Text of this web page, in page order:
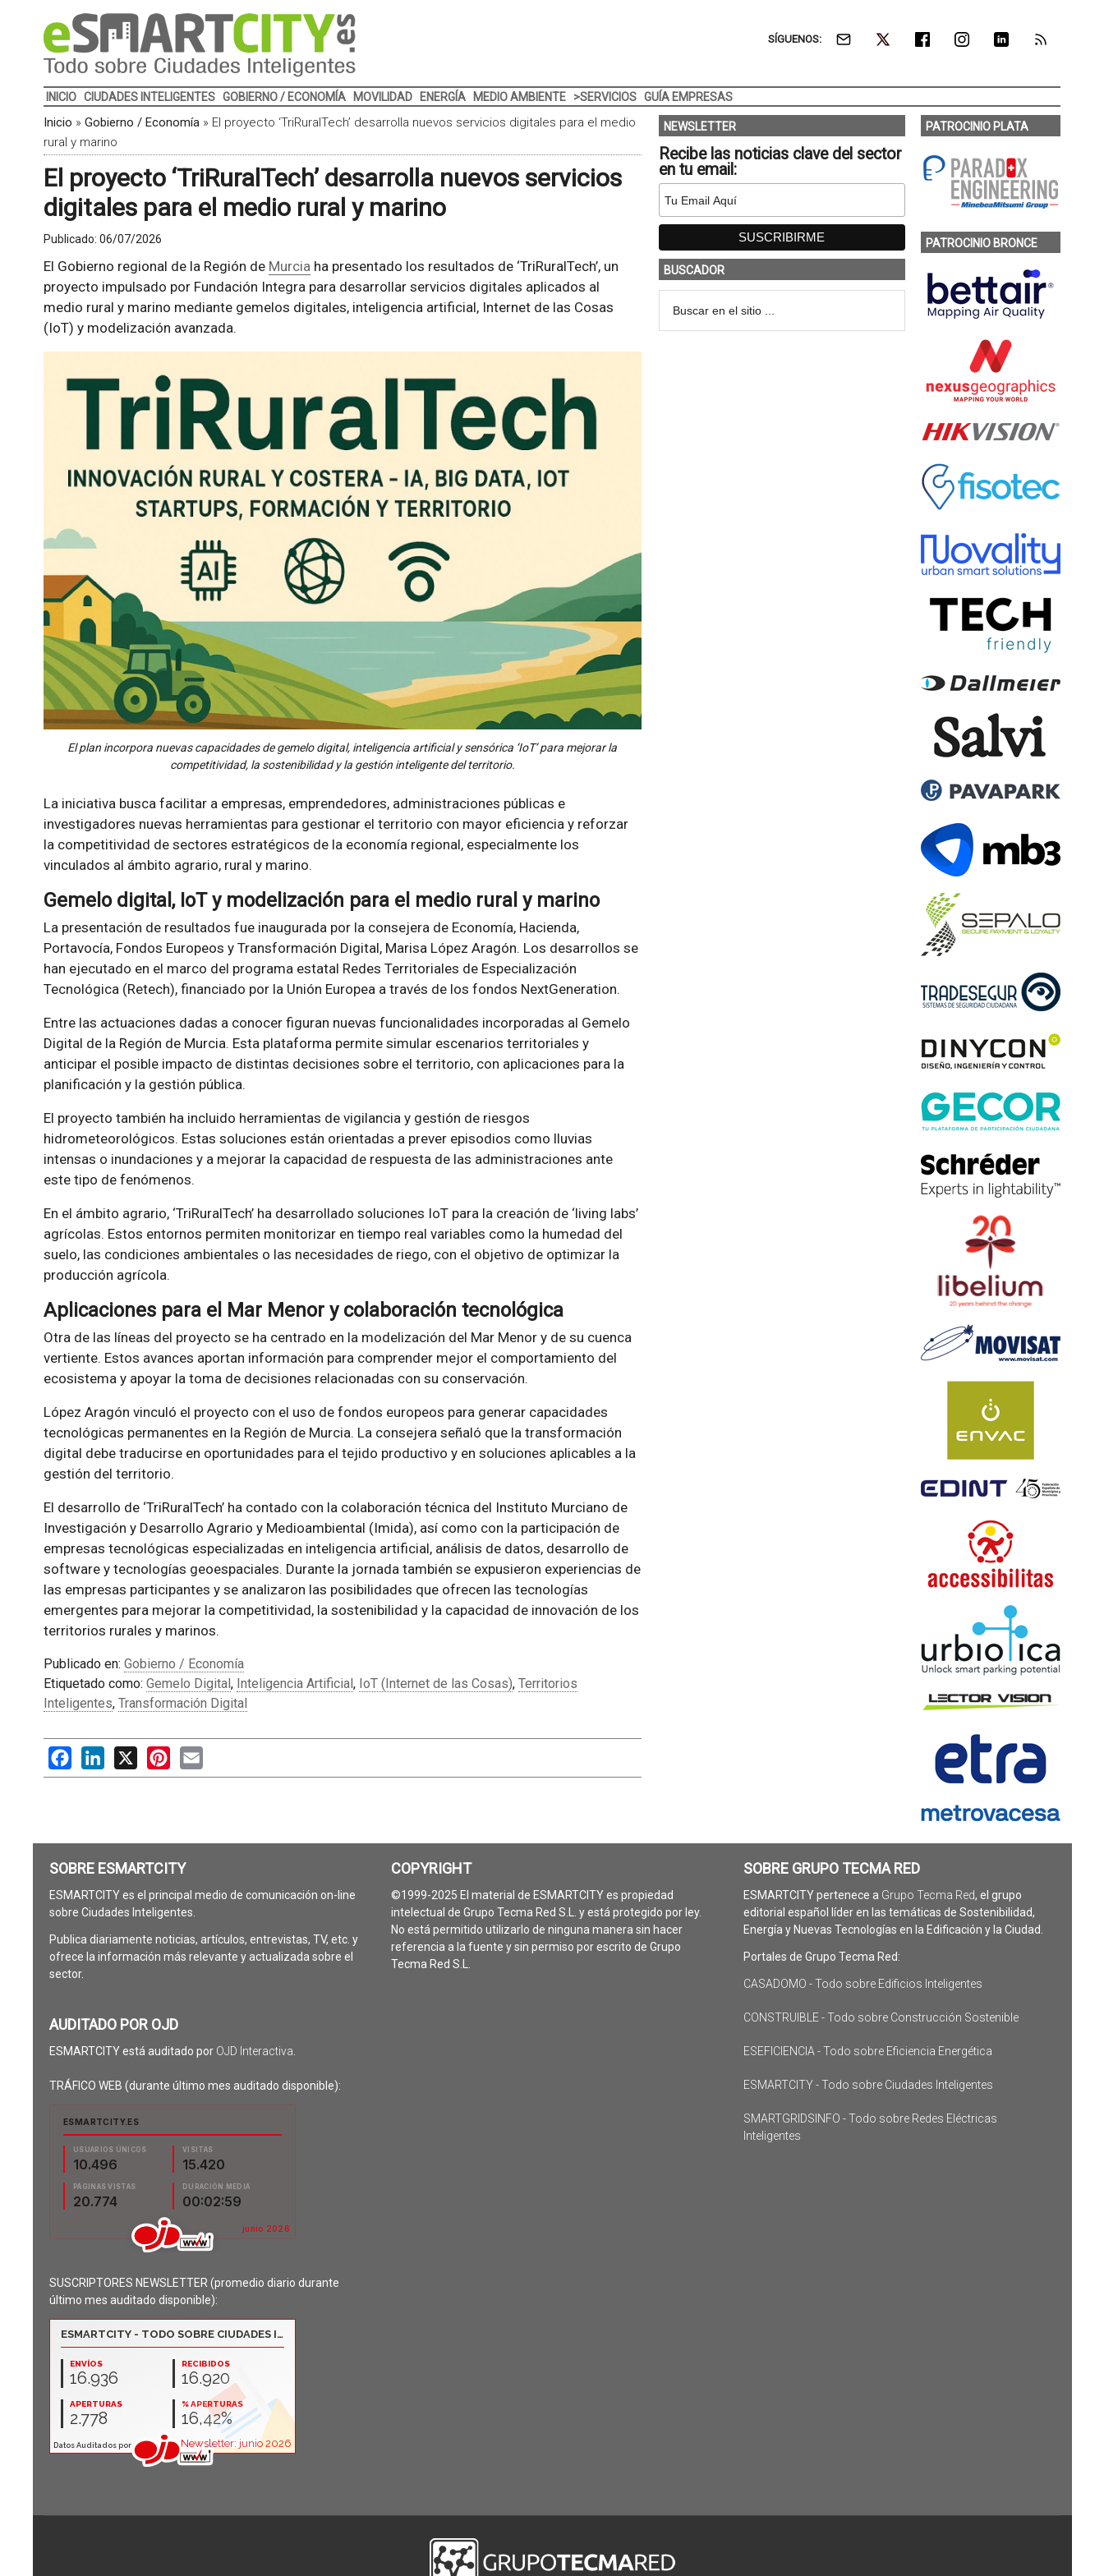
SÍGUENOS:
INICIO CIUDADES INTELIGENTES GOBIERNO / ECONOMÍA MOVILIDAD ENERGÍA MEDIO AMBIENTE >SERVICIOS GUÍA EMPRESAS
Inicio » Gobierno / Economía» El proyecto ‘TriRuralTech’ desarrolla nuevos servicios digitales para el medio
rural y marino
El proyecto ‘TriRuralTech’ desarrolla nuevos servicios
digitales para el medio rural y marino
Publicado: 06/07/2026
El Gobierno regional de la Región de Murciaha presentado los resultados de ‘TriRuralTech’, un
proyecto impulsado por Fundación Integra para desarrollar servicios digitales aplicados al
medio rural y marino mediante gemelos digitales, inteligencia artificial, Internet de las Cosas
(IoT) y modelización avanzada.
El plan incorpora nuevas capacidades de gemelo digital, inteligencia artificial y sensórica ‘IoT’ para mejorar la
competitividad, la sostenibilidad y la gestión inteligente del territorio.
La iniciativa busca facilitar a empresas, emprendedores, administraciones públicas e
investigadores nuevas herramientas para gestionar el territorio con mayor eficiencia y reforzar
la competitividad de sectores estratégicos de la economía regional, especialmente los
vinculados al ámbito agrario, rural y marino.
Gemelo digital, IoT y modelización para el medio rural y marino
La presentación de resultados fue inaugurada por la consejera de Economía, Hacienda,
Portavocía, Fondos Europeos y Transformación Digital, Marisa López Aragón. Los desarrollos se
han ejecutado en el marco del programa estatal Redes Territoriales de Especialización
Tecnológica (Retech), financiado por la Unión Europea a través de los fondos NextGeneration.
Entre las actuaciones dadas a conocer figuran nuevas funcionalidades incorporadas al Gemelo
Digital de la Región de Murcia. Esta plataforma permite simular escenarios territoriales y
anticipar el posible impacto de distintas decisiones sobre el territorio, con aplicaciones para la
planificación y la gestión pública.
El proyecto también ha incluido herramientas de vigilancia y gestión de riesgos
hidrometeorológicos. Estas soluciones están orientadas a prever episodios como lluvias
intensas o inundaciones y a mejorar la capacidad de respuesta de las administraciones ante
este tipo de fenómenos.
En el ámbito agrario, ‘TriRuralTech’ ha desarrollado soluciones IoT para la creación de ‘living labs’
agrícolas. Estos entornos permiten monitorizar en tiempo real variables como la humedad del
suelo, las condiciones ambientales o las necesidades de riego, con el objetivo de optimizar la
producción agrícola.
Aplicaciones para el Mar Menor y colaboración tecnológica
Otra de las líneas del proyecto se ha centrado en la modelización del Mar Menor y de su cuenca
vertiente. Estos avances aportan información para comprender mejor el comportamiento del
ecosistema y apoyar la toma de decisiones relacionadas con su conservación.
López Aragón vinculó el proyecto con el uso de fondos europeos para generar capacidades
tecnológicas permanentes en la Región de Murcia. La consejera señaló que la transformación
digital debe traducirse en oportunidades para el tejido productivo y en soluciones aplicables a la
gestión del territorio.
El desarrollo de ‘TriRuralTech’ ha contado con la colaboración técnica del Instituto Murciano de
Investigación y Desarrollo Agrario y Medioambiental (Imida), así como con la participación de
empresas tecnológicas especializadas en inteligencia artificial, análisis de datos, desarrollo de
software y tecnologías geoespaciales. Durante la jornada también se expusieron experiencias de
las empresas participantes y se analizaron las posibilidades que ofrecen las tecnologías
emergentes para mejorar la competitividad, la sostenibilidad y la capacidad de innovación de los
territorios rurales y marinos.
Publicado en: Gobierno / Economía
Etiquetado como: Gemelo Digital , Inteligencia Artificial , IoT (Internet de las Cosas), Territorios
Inteligentes, Transformación Digital
FacebookLinkedIn Pinterest
NEWSLETTER
Recibe las noticias clave del sector
en tu email:
BUSCADOR
PATROCINIO PLATA
PATROCINIO BRONCE
SOBRE ESMARTCITY
ESMARTCITY es el principal medio de comunicación on-line
sobre Ciudades Inteligentes.
Publica diariamente noticias, artículos, entrevistas, TV, etc. y
ofrece la información más relevante y actualizada sobre el
sector.
AUDITADO POR OJD
ESMARTCITY está auditado por OJD Interactiva
TRÁFICO WEB (durante último mes auditado disponible):
SUSCRIPTORES NEWSLETTER (promedio diario durante
último mes auditado disponible):
COPYRIGHT
©1999-2025 El material de ESMARTCITY es propiedad
intelectual de Grupo Tecma Red S.L. y está protegido por ley.
No está permitido utilizarlo de ninguna manera sin hacer
referencia a la fuente y sin permiso por escrito de Grupo
Tecma Red S.L.
SOBRE GRUPO TECMA RED
ESMARTCITY pertenece a Grupo Tecma Red, el grupo
editorial español líder en las temáticas de Sostenibilidad,
Energía y Nuevas Tecnologías en la Edificación y la Ciudad.
Portales de Grupo Tecma Red:
CASADOMO - Todo sobre Edificios Inteligentes
CONSTRUIBLE - Todo sobre Construcción Sostenible
ESEFICIENCIA - Todo sobre Eficiencia Energética
ESMARTCITY - Todo sobre Ciudades Inteligentes
SMARTGRIDSINFO - Todo sobre Redes Eléctricas
Inteligentes